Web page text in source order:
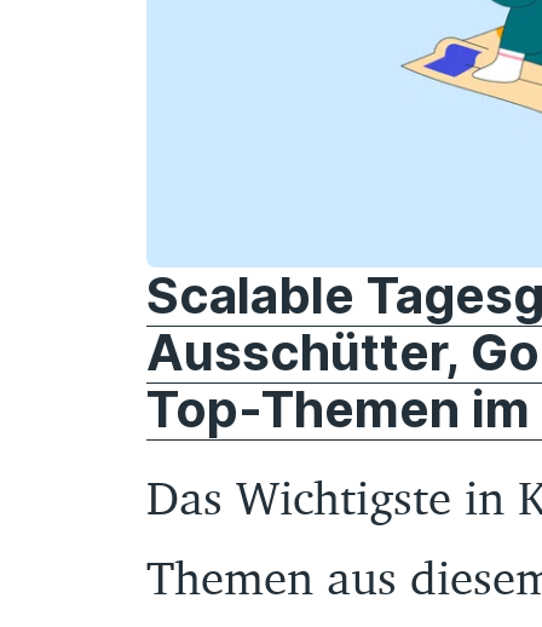
Scalable
Ausschütter,
Top-Themen
Das Wichtigste in
Themen aus